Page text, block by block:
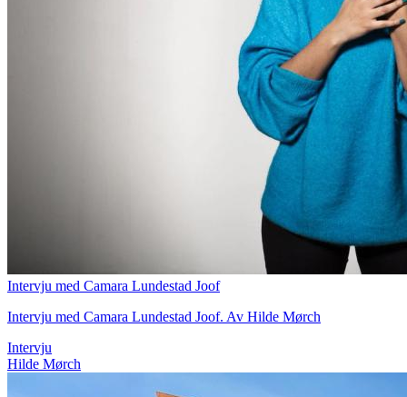
Intervju med Camara Lundestad Joof
Intervju med Camara Lundestad Joof. Av Hilde Mørch
Intervju
Hilde Mørch